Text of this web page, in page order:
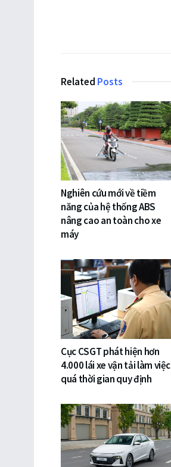
Related Posts
Nghiên cứu mới về tiềm
năng của hệ thống ABS
nâng cao an toàn cho xe
máy
Cục CSGT phát hiện hơn
4.000 lái xe vận tải làm việc
quá thời gian quy định